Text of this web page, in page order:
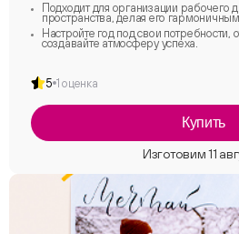
Подходит для организации рабочего
пространства, делая его
Настройте год под свои
создавайте атмосферу успеха.
5 1 оценка
Купить